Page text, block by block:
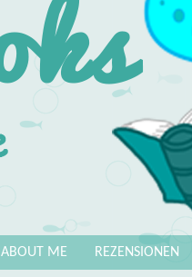
REZENSIONEN
ABOUT ME